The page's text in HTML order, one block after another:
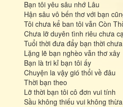
Bạn tôi yêu sâu nhớ Lâu
Hận sâu vô bến thơ với bạn
Tôi chưa kể ban tôi vẫn Còn
Chưa lỡ duyên tình riêu chưa
Tuổi thời đưa đẩy bạn thời
Lặng lẽ bạn nghèo vẫn thơ xây
Bạn là tri kỉ bạn tôi ấy
Chuyện la vậy gió thổi về đâu
Thời bạn theo
Lỡ thời bạn tôi cô đơn vui tính
Sầu không thiếu vui không